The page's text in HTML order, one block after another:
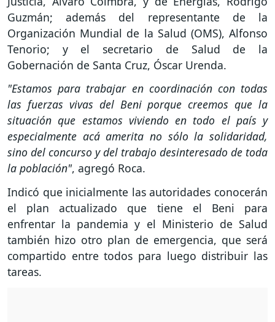
Guzmán; además del representante de la
Organización Mundial de la Salud (OMS), Alfonso
Tenorio; y el secretario de Salud de la
Gobernación de Santa Cruz, Óscar Urenda.
"Estamos para trabajar en coordinación con todas
las fuerzas vivas del Beni porque creemos que la
situación que estamos viviendo en todo el país y
especialmente acá amerita no sólo la solidaridad,
sino del concurso y del trabajo desinteresado de toda
la población", agregó Roca.
Indicó que inicialmente las autoridades conocerán
el plan actualizado que tiene el Beni para
enfrentar la pandemia y el Ministerio de Salud
también hizo otro plan de emergencia, que será
compartido entre todos para luego distribuir las
tareas.